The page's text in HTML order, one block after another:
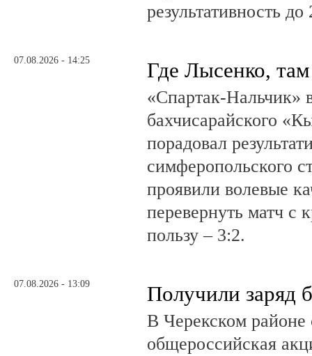
результативность
07.08.2026 - 14:25 Где Лысенко,
«Спартак-Нальчик»
бахчисарайского
порадовал
симферопольского
проявили волевые
перевернуть матч с
пользу – 3:2.
07.08.2026 - 13:09 Получили заряд
В Черекском районе
общероссийская